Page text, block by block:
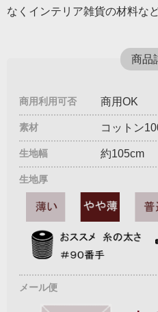
なくインテリア雑貨の材料な
商品
商用利用可否 商用OK
素材 コットン
生地幅 約105cm
生地厚
メール便